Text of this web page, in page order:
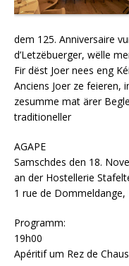
dem 125. Anniversaire
d’Letzëbuerger, wëlle
Fir dëst Joer nees eng
Anciens Joer ze feieren,
zesumme mat ärer
traditioneller
AGAPE
Samschdes den 18.
an der Hostellerie
1 rue de Dommeldange,
Programm:
19h00
Apéritif um Rez de